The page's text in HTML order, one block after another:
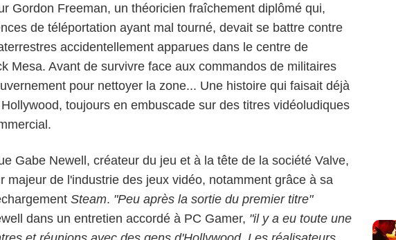
Gordon Freeman, un théoricien fraîchement diplômé qui,
de téléportation ayant mal tourné, devait se battre contre
accidentellement apparues dans le centre de
Mesa. Avant de survivre face aux commandos de militaires
pour nettoyer la zone... Une histoire qui faisait déjà
toujours en embuscade sur des titres vidéoludiques
Gabe Newell, créateur du jeu et à la tête de la société Valve,
majeur de l'industrie des jeux vidéo, notamment grâce à sa
Steam. "Peu après la sortie du premier titre"
dans un entretien accordé à PC Gamer, "il y a eu toute une